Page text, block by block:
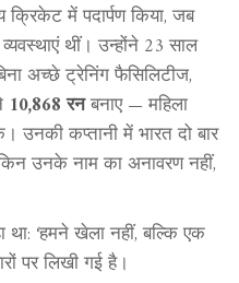
में पदार्पण किया, जब
थीं। उन्होंने 23 साल
अच्छे ट्रेनिंग फैसिलिटीज,
10,868 रनबनाए — महिला
उनकी कप्तानी में भारत दो बार
उनके नाम का अनावरण नहीं,
था: ‘हमने खेला नहीं, बल्कि एक
पर लिखी गई है।